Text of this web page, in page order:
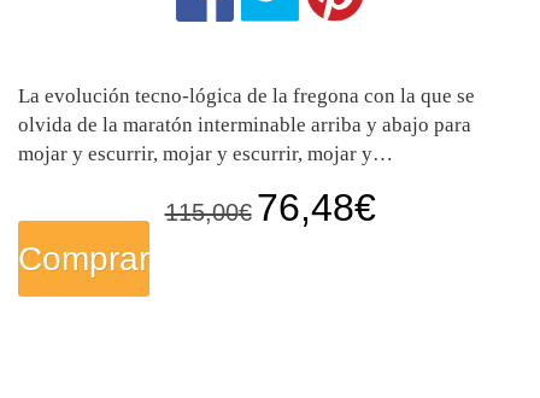
La evolución tecno-lógica de la fregona con la que se
olvida de la maratón interminable arriba y abajo para
mojar y escurrir, mojar y escurrir, mojar y…
115,00€ E
76,48€E
Comprar